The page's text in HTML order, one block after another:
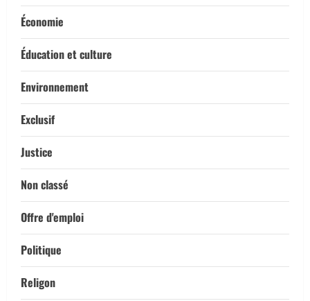
Économie
Éducation et culture
Environnement
Exclusif
Justice
Non classé
Offre d'emploi
Politique
Religon